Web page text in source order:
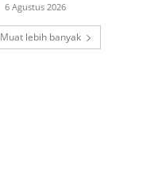
6 Agustus 2026
Muat lebih banyak